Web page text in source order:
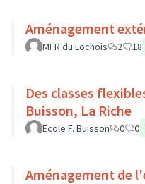
Aménagement
MFR du Lochois 2 18
Des classes
Buisson, La Riche
Ecole F. Buisson 0 0
Aménagement de